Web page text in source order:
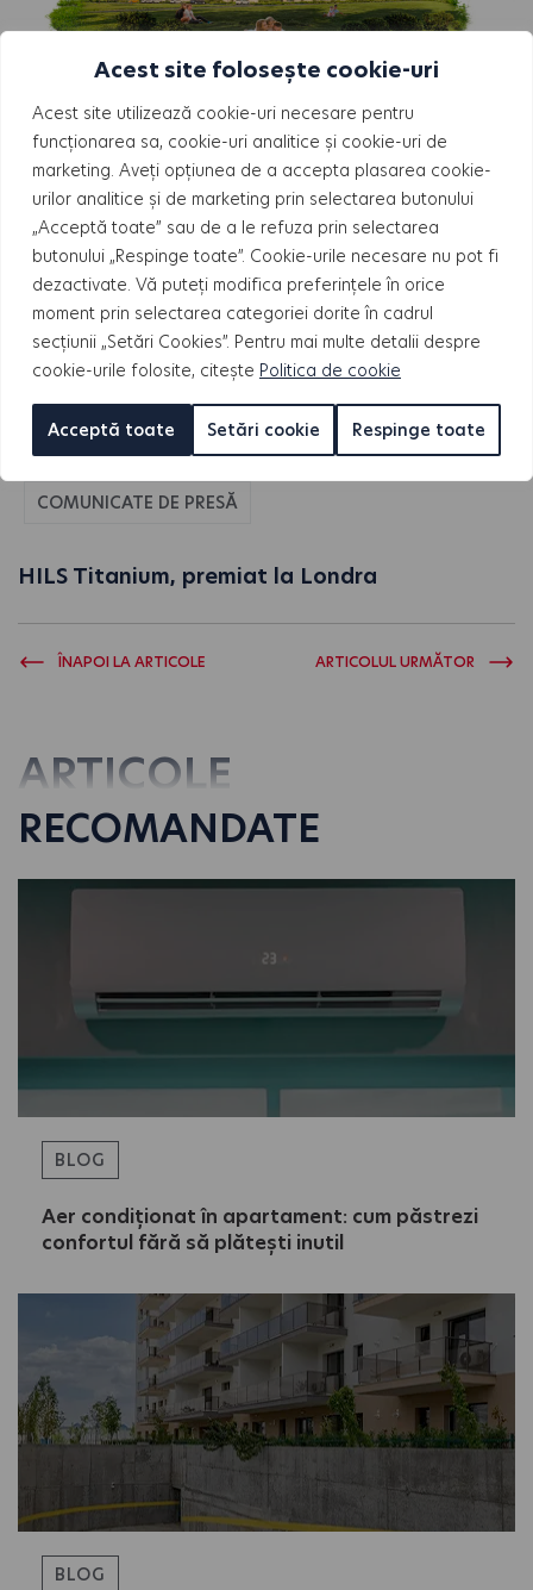
Acest site folosește cookie-uri
Acest site utilizează cookie-uri necesare pentru
funcționarea sa, cookie-uri analitice și cookie-uri de
marketing. Aveți opțiunea de a accepta plasarea cookie-
urilor analitice și de marketing prin selectarea butonului
„Acceptă toate” sau de a le refuza prin selectarea
butonului „Respinge toate”. Cookie-urile necesare nu pot fi
dezactivate. Vă puteți modifica preferințele în orice
moment prin selectarea categoriei dorite în cadrul
secțiunii „Setări Cookies”. Pentru mai multe detalii despre
cookie-urile folosite, citește Politica de cookie
Setări cookie Respinge toate
Acceptă toate
HILS Titanium: cum e să trăiești într-un ansamblu nou din
Pallady, deja finalizat în Faza 1
Articol recomandat:
COMUNICATE DE PRESĂ
HILS Titanium, premiat la Londra
ÎNAPOI LA ARTICOLE ARTICOLUL URMĂTOR
ARTICOLE
RECOMANDATE
BLOG
Aer condiționat în apartament: cum păstrezi
confortul fără să plătești inutil
BLOG